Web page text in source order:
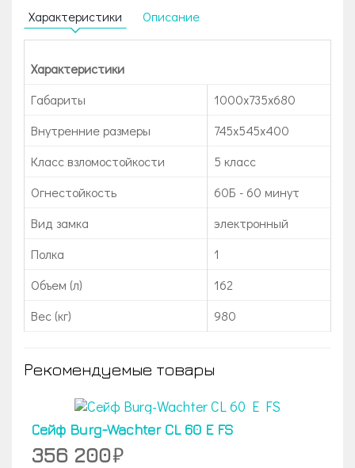
Характеристики Описание
Характеристики
Габариты
1000x735x680
Внутренние размеры
745х545х400
Класс взломостойкости
5 класс
Огнестойкость
60Б - 60 минут
Вид замка
электронный
Полка
1
Объем (л)
162
Вес (кг)
980
Рекомендуемые товары
Сейф Burg-Wachter CL 60 E FS
356 200